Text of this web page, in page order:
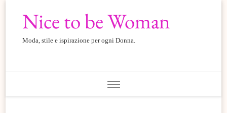
Nice to be Woman
Moda, stile e ispirazione per ogni Donna.